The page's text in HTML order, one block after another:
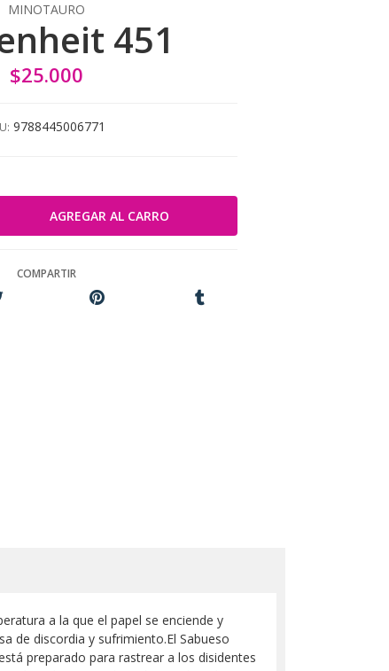
MINOTAURO
451
$25.000
9788445006771
COMPARTIR
a la que el papel se enciende y
de discordia y sufrimiento.El Sabueso
preparado para rastrear a los disidentes